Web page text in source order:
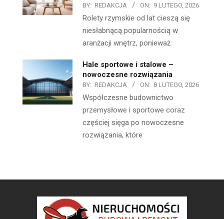
BY: REDAKCJA ON: 9 LUTEGO, 2026
Rolety rzymskie od lat cieszą się
niesłabnącą popularnością w
aranżacji wnętrz, ponieważ
Hale sportowe i stalowe –
nowoczesne rozwiązania
BY: REDAKCJA ON: 8 LUTEGO, 2026
Współczesne budownictwo
przemysłowe i sportowe coraz
częściej sięga po nowoczesne
rozwiązania, które